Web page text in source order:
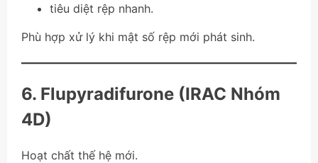
tiêu diệt rệp nhanh.
Phù hợp xử lý khi mật số rệp mới phát sinh.
6. Flupyradifurone (IRAC Nhóm
4D)
Hoạt chất thế hệ mới.